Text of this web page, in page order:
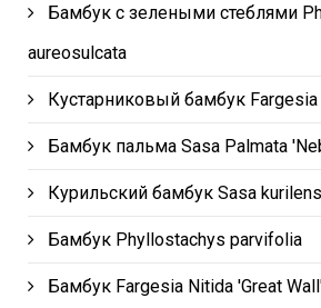
Бамбук с зелеными стеблями
aureosulcata
Кустарниковый бамбук
Бамбук пальма Sasa Palmata
Курильский бамбук Sasa
Бамбук Phyllostachys parvifolia
Бамбук Fargesia Nitida 'Great